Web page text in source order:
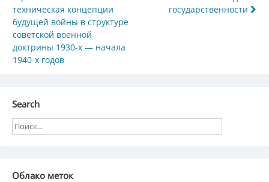
по
записям
техническая концепции
будущей войны в структуре
советской военной
доктрины 1930-х — начала
1940-х годов
государственности
Search
Облако меток